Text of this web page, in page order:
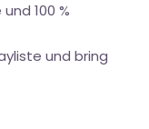
100 %
und bring